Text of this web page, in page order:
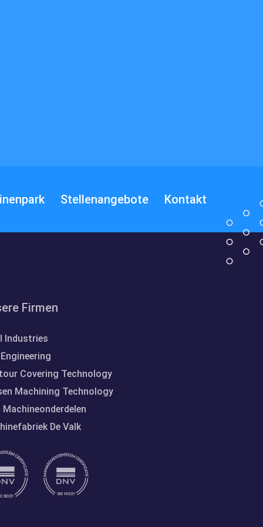
Stellenangebote Kontakt
Firmen
Industries
Engineering
Covering Technology
Machining Technology
Machineonderdelen
De Valk